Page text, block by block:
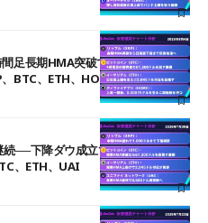
足長期HMA突破で雲下端を目指す
BTC、ETH、HOME
──下降ダウ成立で下値追う展開
、ETH、UAI